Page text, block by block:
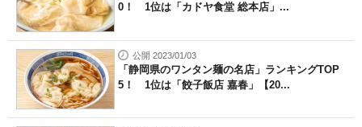
0！ 1位は「カドヤ食堂 総本店」...
公開 2023/01/03
「静岡県のワンタン麺の名店」ランキングTOP
5！ 1位は「餃子飯店 嘉春」【20...